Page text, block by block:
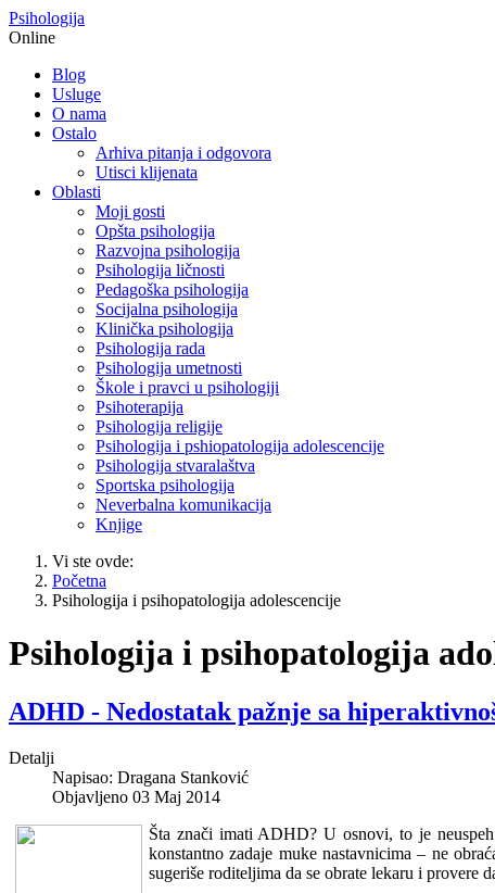
Psihologija
Online
Blog
Usluge
O nama
Ostalo
Arhiva pitanja i odgovora
Utisci klijenata
Oblasti
Moji gosti
Opšta psihologija
Razvojna psihologija
Psihologija ličnosti
Pedagoška psihologija
Socijalna psihologija
Klinička psihologija
Psihologija rada
Psihologija umetnosti
Škole i pravci u psihologiji
Psihoterapija
Psihologija religije
Psihologija i pshiopatologija adolescencije
Psihologija stvaralaštva
Sportska psihologija
Neverbalna komunikacija
Knjige
Vi ste ovde:
Početna
Psihologija i psihopatologija adolescencije
Psihologija i psihopatologija
ADHD - Nedostatak pažnje sa
Detalji
Napisao: Dragana Stanković
Objavljeno 03 Maj 2014
Šta znači imati ADHD? U osnovi, to je
konstantno zadaje muke nastavnicima – ne
sugeriše roditeljima da se obrate lekaru i provere